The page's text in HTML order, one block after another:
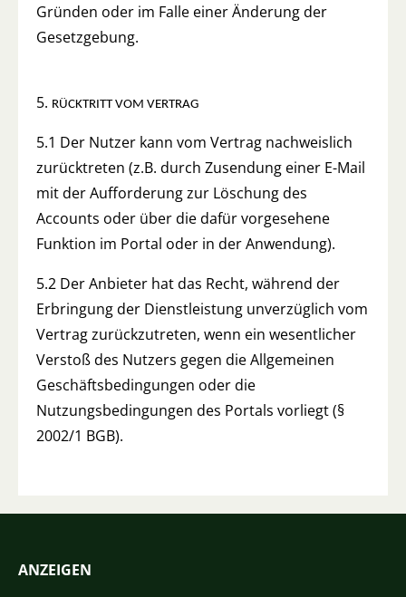
Gründen oder im Falle einer Änderung der
Gesetzgebung.
5. RÜCKTRITT VOM VERTRAG
5.1 Der Nutzer kann vom Vertrag nachweislich
zurücktreten (z.B. durch Zusendung einer E-Mail
mit der Aufforderung zur Löschung des
Accounts oder über die dafür vorgesehene
Funktion im Portal oder in der Anwendung).
5.2 Der Anbieter hat das Recht, während der
Erbringung der Dienstleistung unverzüglich vom
Vertrag zurückzutreten, wenn ein wesentlicher
Verstoß des Nutzers gegen die Allgemeinen
Geschäftsbedingungen oder die
Nutzungsbedingungen des Portals vorliegt (§
2002/1 BGB).
ANZEIGEN